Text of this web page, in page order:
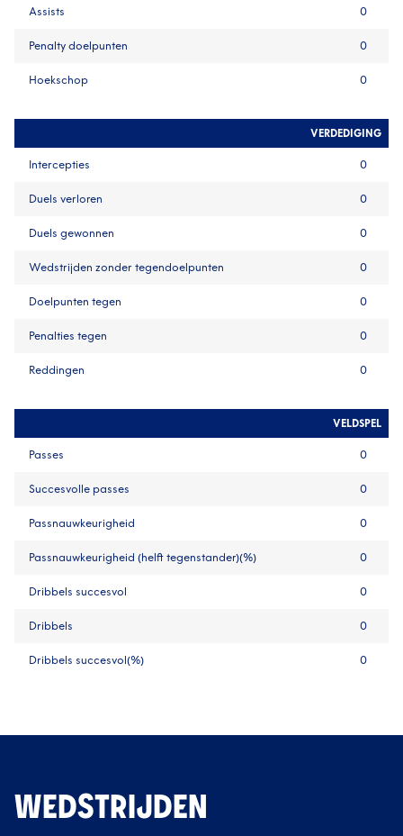
Assists 0
Penalty doelpunten 0
Hoekschop 0
VERDEDIGING
Intercepties 0
Duels verloren 0
Duels gewonnen 0
Wedstrijden zonder tegendoelpunten 0
Doelpunten tegen 0
Penalties tegen 0
Reddingen 0
VELDSPEL
Passes 0
Succesvolle passes 0
Passnauwkeurigheid 0
Passnauwkeurigheid (helft tegenstander)(%) 0
Dribbels succesvol 0
Dribbels 0
Dribbels succesvol(%) 0
WEDSTRIJDEN